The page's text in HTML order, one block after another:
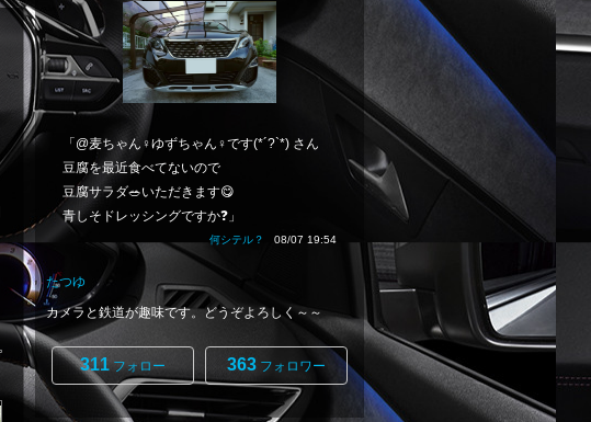
「@麦ちゃん♀ゆずちゃん♀です(*´?`*) さん
豆腐を最近食べてないので
豆腐サラダ🥗いただきます😋
青しそドレッシングですか❓」
何シテル？ 08/07 19:54
たつゆ
カメラと鉄道が趣味です。どうぞよろしく～～
311フォロー 363 フォロワー